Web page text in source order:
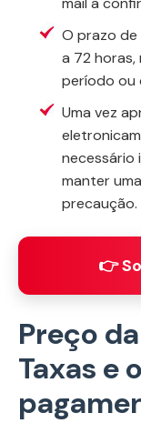
O prazo
a 72
período ou
Uma vez
necessário
manter
precaução.
👉
Preço
Taxas e